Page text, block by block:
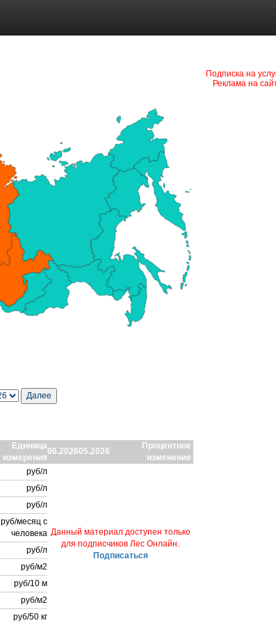
Подписка на
Реклама на
Единица
измерения
06.202605.2026
Процентное
изменение
руб/л
Данный материал доступен только
для подписчиков Лес Онлайн.
Подписаться
руб/л
руб/л
руб/месяц с
человека
руб/л
руб/м2
руб/10 м
руб/м2
руб/50 кг